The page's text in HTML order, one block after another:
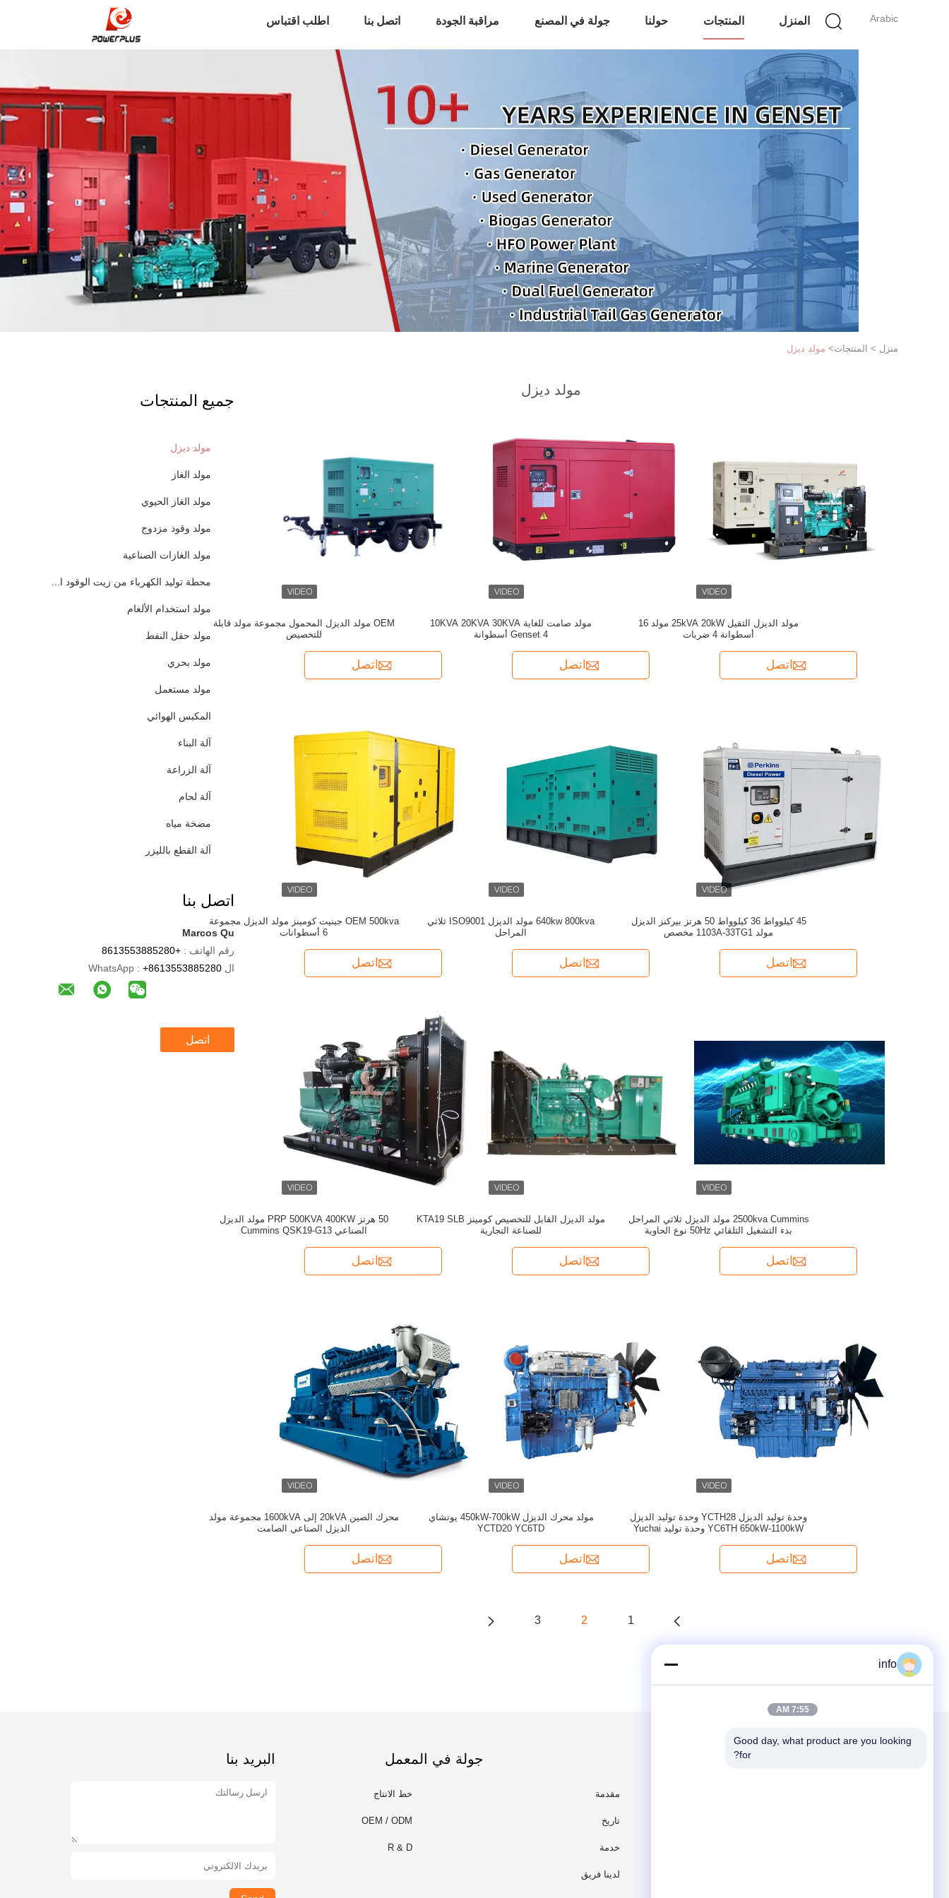
Arabic المنزل المنتجات حولنا جولة في المصنع مراقبة الجودة اتصل بنا اطلب اقتباس
منزل > المنتجات> مولد ديزل
جميع المنتجات
مولد ديزل
مولد الغاز
مولد الغاز الحيوي
مولد وقود مزدوج
مولد الغازات الصناعية
محطة توليد الكهرباء من زيت الوقود الثقيل
مولد استخدام الألغام
مولد حقل النفط
مولد بحري
مولد مستعمل
المكبس الهوائي
آلة البناء
آلة الزراعة
آلة لحام
مضخة مياه
آلة القطع بالليزر
اتصل بنا
Marcos Qu
رقم الهاتف : +8613553885280
ال WhatsApp : +8613553885280
اتصل
مولد ديزل
OEM مولد الديزل المحمول مجموعة مولد قابلة
للتخصيص
اتصل
مولد صامت للغاية 10KVA 20KVA 30KVA
Genset 4 أسطوانة
اتصل
مولد الديزل الثقيل 25kVA 20kW مولد 16
أسطوانة 4 ضربات
اتصل
OEM 500kva جينيت كومينز مولد الديزل مجموعة
6 أسطوانات
اتصل
640kw 800kva مولد الديزل ISO9001 ثلاثي
المراحل
اتصل
45 كيلوواط 36 كيلوواط 50 هرتز بيركنز الديزل
مولد 1103A-33TG1 مخصص
اتصل
50 هرتز PRP 500KVA 400KW مولد الديزل
الصناعي Cummins QSK19-G13
اتصل
مولد الديزل القابل للتخصيص كومينز KTA19 SLB
للصناعة التجارية
اتصل
2500kva Cummins مولد الديزل ثلاثي المراحل
بدء التشغيل التلقائي 50Hz نوع الحاوية
اتصل
محرك الصين 20kVA إلى 1600kVA مجموعة مولد
الديزل الصناعي الصامت
اتصل
مولد محرك الديزل 450kW-700kW يوتشاي
YCTD20 YC6TD
اتصل
وحدة توليد الديزل YCTH28 وحدة توليد الديزل
YC6TH 650kW-1100kW وحدة توليد Yuchai
اتصل
1
2
3
مقدمة
تاريخ
خدمة
لدينا فريق
جولة في المعمل
خط الانتاج
OEM / ODM
R & D
البريد بنا
info
7:55 AM
Good day, what product are you looking
for?